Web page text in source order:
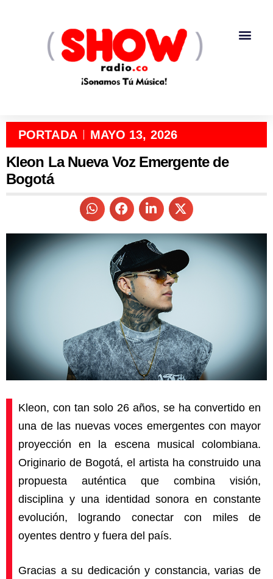
PORTADA MAYO 13, 2026
Kleon La Nueva Voz Emergente de
Bogotá
Kleon, con tan solo 26 años, se ha convertido en
una de las nuevas voces emergentes con mayor
proyección en la escena musical colombiana.
Originario de Bogotá, el artista ha construido una
propuesta auténtica que combina visión,
disciplina y una identidad sonora en constante
evolución, logrando conectar con miles de
oyentes dentro y fuera del país.
Gracias a su dedicación y constancia, varias de